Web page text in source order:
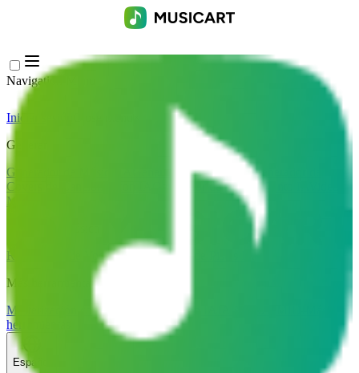
Navigation Menu
Iniciar sesión
Generar
Generador de Música IA
Generador de Letras IAGenerador de
Covers de Canciones con IA
Generador de Voz de Canto IA
Musical IA
Removedor de Vocales AI
Separador de Pistas IA
Más herramientas de música
Masterización con IA
Editor MIDI con IA
herramientas
Español